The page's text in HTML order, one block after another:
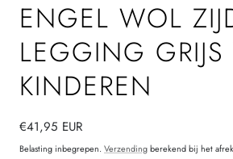
ENGEL WOL
LEGGING
KINDEREN
Normale
prijs
€41,95 EUR
Belasting inbegrepen. Verzendingberekend bij het